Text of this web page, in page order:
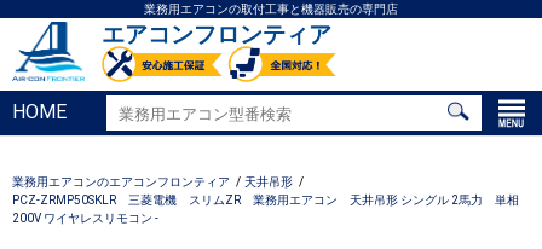
業務用エアコンの取付工事と機器販売の専門店
エアコンフロンティア
HOME
業務用エアコンのエアコンフロンティア
天井吊形
PCZ-ZRMP50SKLR 三菱電機 スリムZR 業務用エアコン 天井吊形 シングル 2馬力 単相
200V ワイヤレスリモコン -